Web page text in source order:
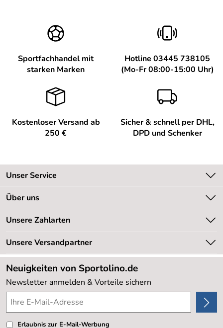
Sportfachhandel mit
starken Marken
Hotline 03445 738105
(Mo-Fr 08:00-15:00 Uhr)
Kostenloser Versand ab
250 €
Sicher & schnell per DHL,
DPD und Schenker
Unser Service
Kontakt
Newsletter
Retourenabwicklung
Lieferbedingungen
Kundenlogin
Über uns
Unsere Bestseller
Neu
Sale %
Kundenbewertungen (20.178)
4,8/5*****
Unsere Zahlarten
Unsere Versandpartner
Neuigkeiten von Sportolino.de
Newsletter anmelden & Vorteile sichern
Erlaubnis zur E-Mail-Werbung